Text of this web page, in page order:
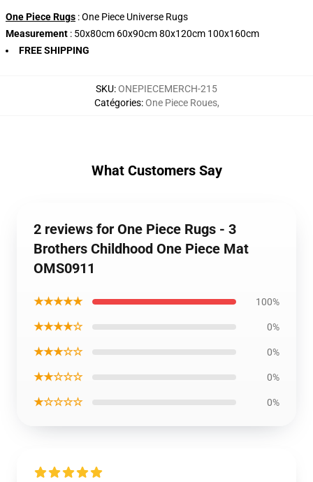
One Piece Rugs : One Piece Universe Rugs
Measurement : 50x80cm 60x90cm 80x120cm 100x160cm
FREE SHIPPING
SKU:ONEPIECEMERCH-215
Catégories:One Piece Roues,
What Customers Say
2 reviews for One Piece Rugs - 3
Brothers Childhood One Piece Mat
OMS0911
★★★★★ 100%
★★★★☆ 0%
★★★☆☆ 0%
★★☆☆☆ 0%
★☆☆☆☆ 0%